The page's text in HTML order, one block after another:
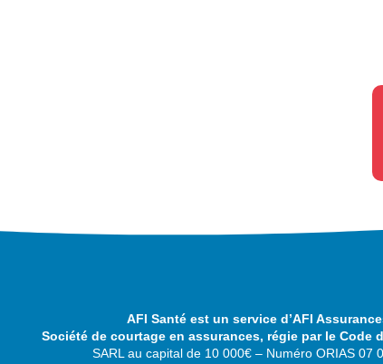
AFI Santé est un service d’AFI
Société de courtage en assurances, régie par le Code
SARL au capital de 10 000€ – Numéro ORIAS 07